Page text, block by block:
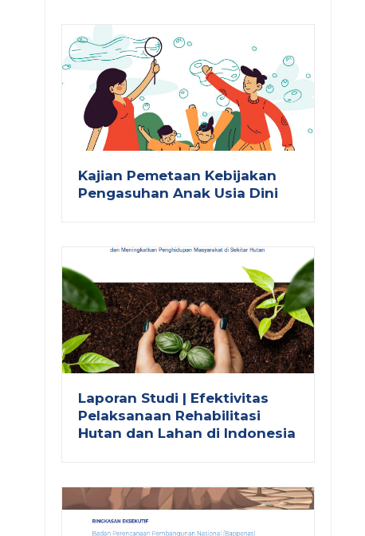
Kajian Pemetaan Kebijakan
Pengasuhan Anak Usia Dini
Laporan Studi | Efektivitas
Pelaksanaan Rehabilitasi
Hutan dan Lahan di Indonesia